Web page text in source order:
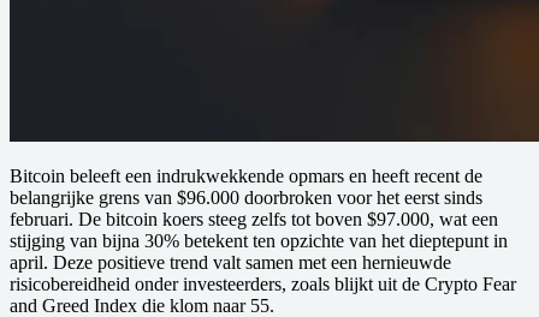
Bitcoin beleeft een indrukwekkende opmars en heeft recent de
belangrijke grens van $96.000 doorbroken voor het eerst sinds
februari. De bitcoin koers steeg zelfs tot boven $97.000, wat een
stijging van bijna 30% betekent ten opzichte van het dieptepunt in
april. Deze positieve trend valt samen met een hernieuwde
risicobereidheid onder investeerders, zoals blijkt uit de Crypto Fear
and Greed Index die klom naar 55.